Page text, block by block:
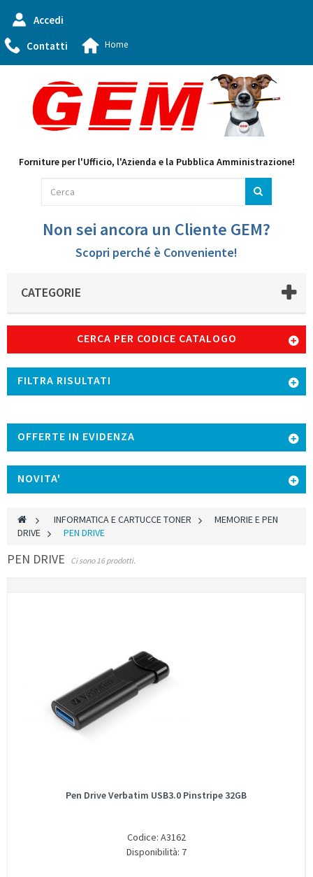
Accedi
Contatti
Home
Forniture per l'Ufficio, l'Azienda e la Pubblica Amministrazione!
Non sei ancora un Cliente GEM?
Scopri perché è Conveniente!
CATEGORIE
CERCA PER CODICE CATALOGO
FILTRA RISULTATI
OFFERTE IN EVIDENZA
NOVITA'
> INFORMATICA E CARTUCCE TONER >
MEMORIE E PEN
DRIVE > PEN DRIVE
PEN DRIVE Ci sono 16 prodotti.
Pen Drive Verbatim USB3.0 Pinstripe 32GB
Codice: A3162
Disponibilità: 7